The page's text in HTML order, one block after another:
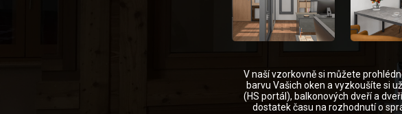
V naší vzorkovně si můžete
barvu Vašich oken a vyzkoušíte si
(HS portál), balkonových dveří a
dostatek času na rozhodnutí o